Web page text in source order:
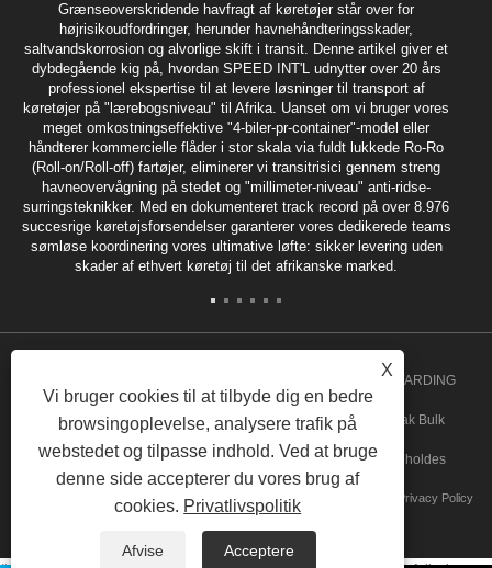
Grænseoverskridende havfragt af køretøjer står over for
højrisikoudfordringer, herunder havnehåndteringsskader,
saltvandskorrosion og alvorlige skift i transit. Denne artikel giver et
dybdegående kig på, hvordan SPEED INT'L udnytter over 20 års
professionel ekspertise til at levere løsninger til transport af
køretøjer på "lærebogsniveau" til Afrika. Uanset om vi bruger vores
meget omkostningseffektive "4-biler-pr-container"-model eller
håndterer kommercielle flåder i stor skala via fuldt lukkede Ro-Ro
(Roll-on/Roll-off) fartøjer, eliminerer vi transitrisici gennem streng
havneovervågning på stedet og "millimeter-niveau" anti-ridse-
surringsteknikker. Med en dokumenteret track record på over 8.976
succesrige køretøjsforsendelser garanterer vores dedikerede teams
sømløse koordinering vores ultimative løfte: sikker levering uden
skader af ethvert køretøj til det afrikanske marked.
Copyright 2020 GUANGZHOU SPEED INT'L FREIGHT FORWARDING
CO.,LTD. - Angola Stykgods, Angola Dør til Dør Service, Break Bulk
Forsendelser, Ghana Stykgods Service Alle rettigheder forbeholdes
Sitemap RSS Privacy Policy
X
Vi bruger cookies til at tilbyde dig en bedre
browsingoplevelse, analysere trafik på
webstedet og tilpasse indhold. Ved at bruge
denne side accepterer du vores brug af
cookies. Privatlivspolitik
Afvise Acceptere